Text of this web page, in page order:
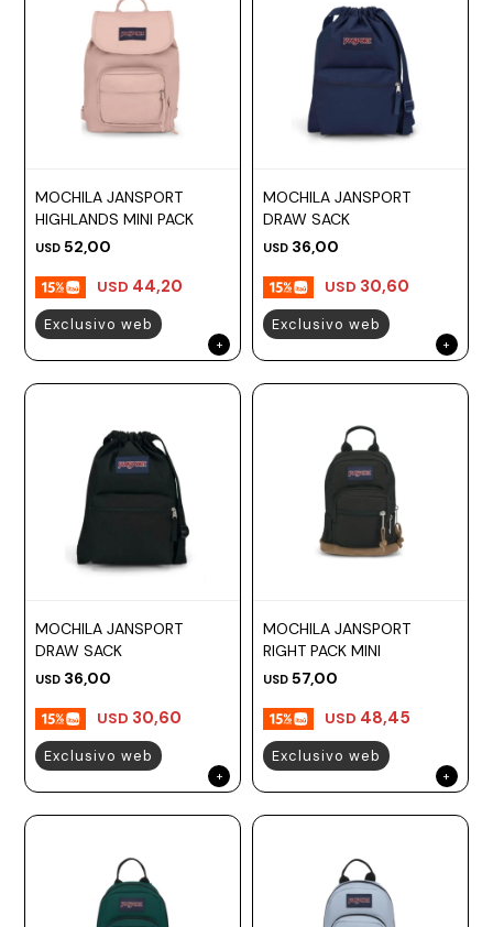
MOCHILA JANSPORT
HIGHLANDS MINI PACK
USD 52,00
USD 44,20
Exclusivo web
MOCHILA JANSPORT
DRAW SACK
USD 36,00
USD 30,60
Exclusivo web
MOCHILA JANSPORT
DRAW SACK
USD 36,00
USD 30,60
Exclusivo web
MOCHILA JANSPORT
RIGHT PACK MINI
USD 57,00
USD 48,45
Exclusivo web